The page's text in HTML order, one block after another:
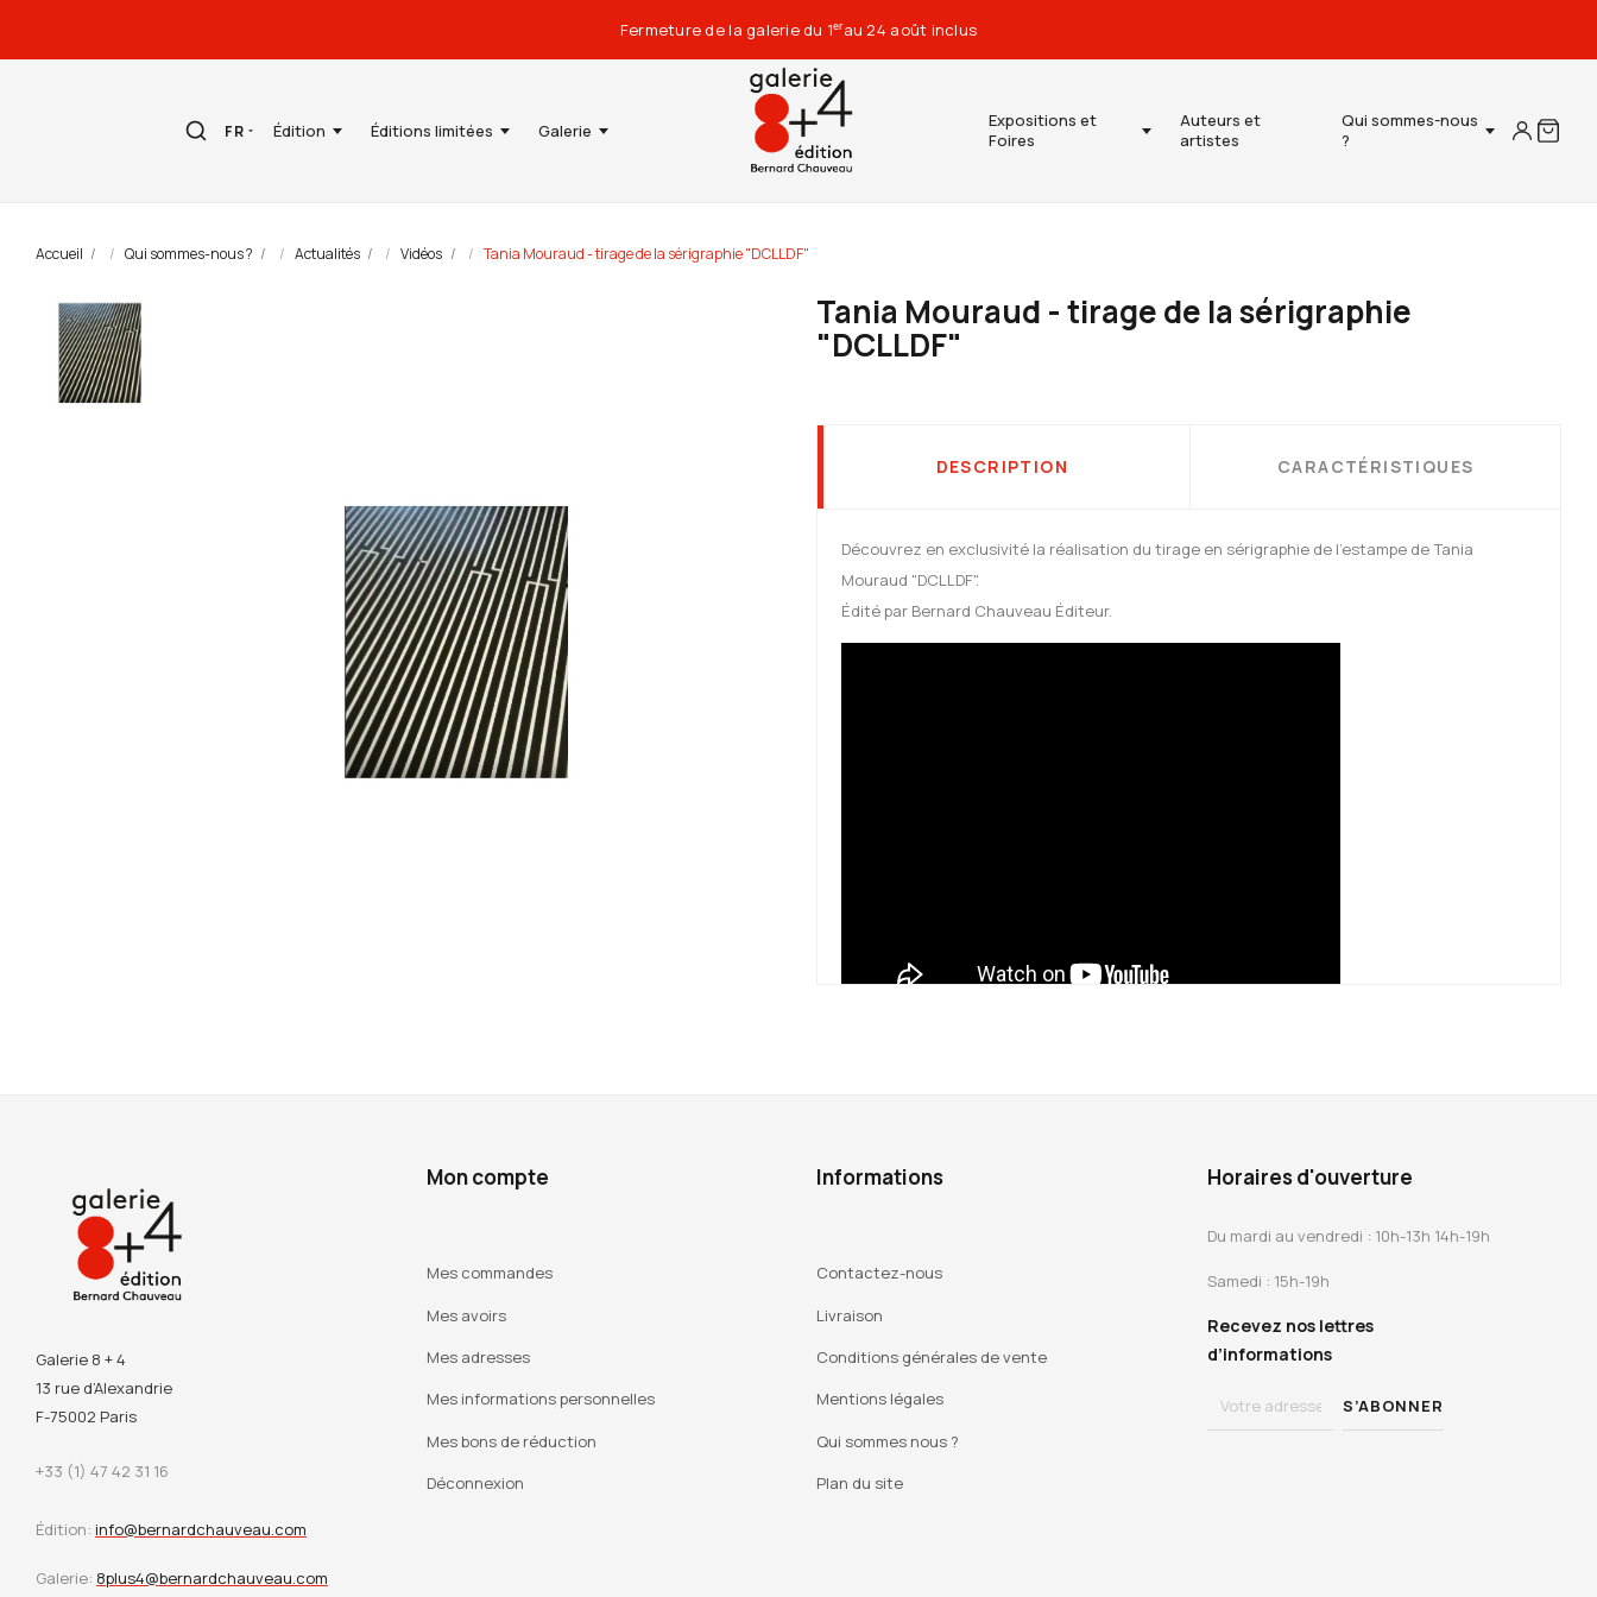
Fermeture de la galerie du 1erau 24 août inclus
FR Édition Éditions limitées Galerie
Expositions et
Foires
Auteurs et
artistes
Qui sommes-nous
?
Accueil Qui sommes-nous ? Actualités Vidéos Tania Mouraud - tirage de la sérigraphie "DCLLDF"
Tania Mouraud - tirage de la sérigraphie
"DCLLDF"
DESCRIPTION CARACTÉRISTIQUES
Découvrez en exclusivité la réalisation du tirage en sérigraphie de l'estampe de Tania
Mouraud "DCLLDF".
Édité par Bernard Chauveau Éditeur.
Galerie 8 + 4
13 rue d’Alexandrie
F-75002 Paris
+33 (1) 47 42 31 16
Édition: info@bernardchauveau.com
Galerie: 8plus4@bernardchauveau.com
Mon compte
Mes commandes
Mes avoirs
Mes adresses
Mes informations personnelles
Mes bons de réduction
Déconnexion
Informations
Contactez-nous
Livraison
Conditions générales de vente
Mentions légales
Qui sommes nous ?
Plan du site
Horaires d'ouverture
Du mardi au vendredi : 10h-13h 14h-19h
Samedi : 15h-19h
Recevez nos lettres
d’informations